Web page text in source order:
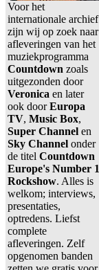
Voor het
internationale archief
zijn wij op zoek naar
afleveringen van het
muziekprogramma
Countdown zoals
uitgezonden door
Veronica en later
ook doorEuropa
TV, Music Box,
Super Channel en
Sky Channel onder
de titel Countdown
Europe's Number 1
Rockshow. Alles is
welkom; interviews,
presentaties,
optredens. Liefst
complete
afleveringen. Zelf
opgenomen banden